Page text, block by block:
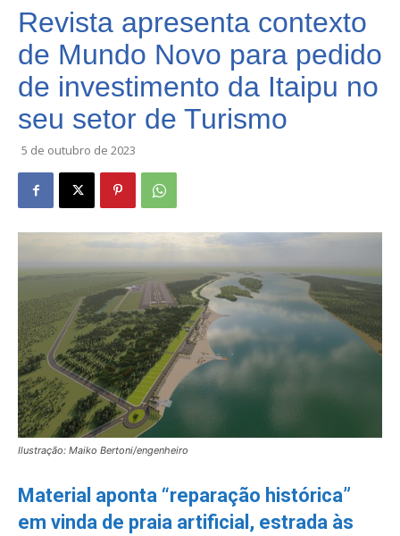
Revista apresenta contexto
de Mundo Novo para pedido
de investimento da Itaipu no
seu setor de Turismo
5 de outubro de 2023
Ilustração: Maiko Bertoni/engenheiro
Material aponta “reparação histórica”
em vinda de praia artificial, estrada às